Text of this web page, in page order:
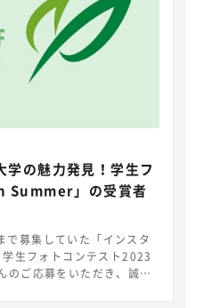
学の魅力発見！学生フ
Summer」の受賞者
募集していた「インスタ
生フォトコンテスト2023
ご応募をいただき、誠に